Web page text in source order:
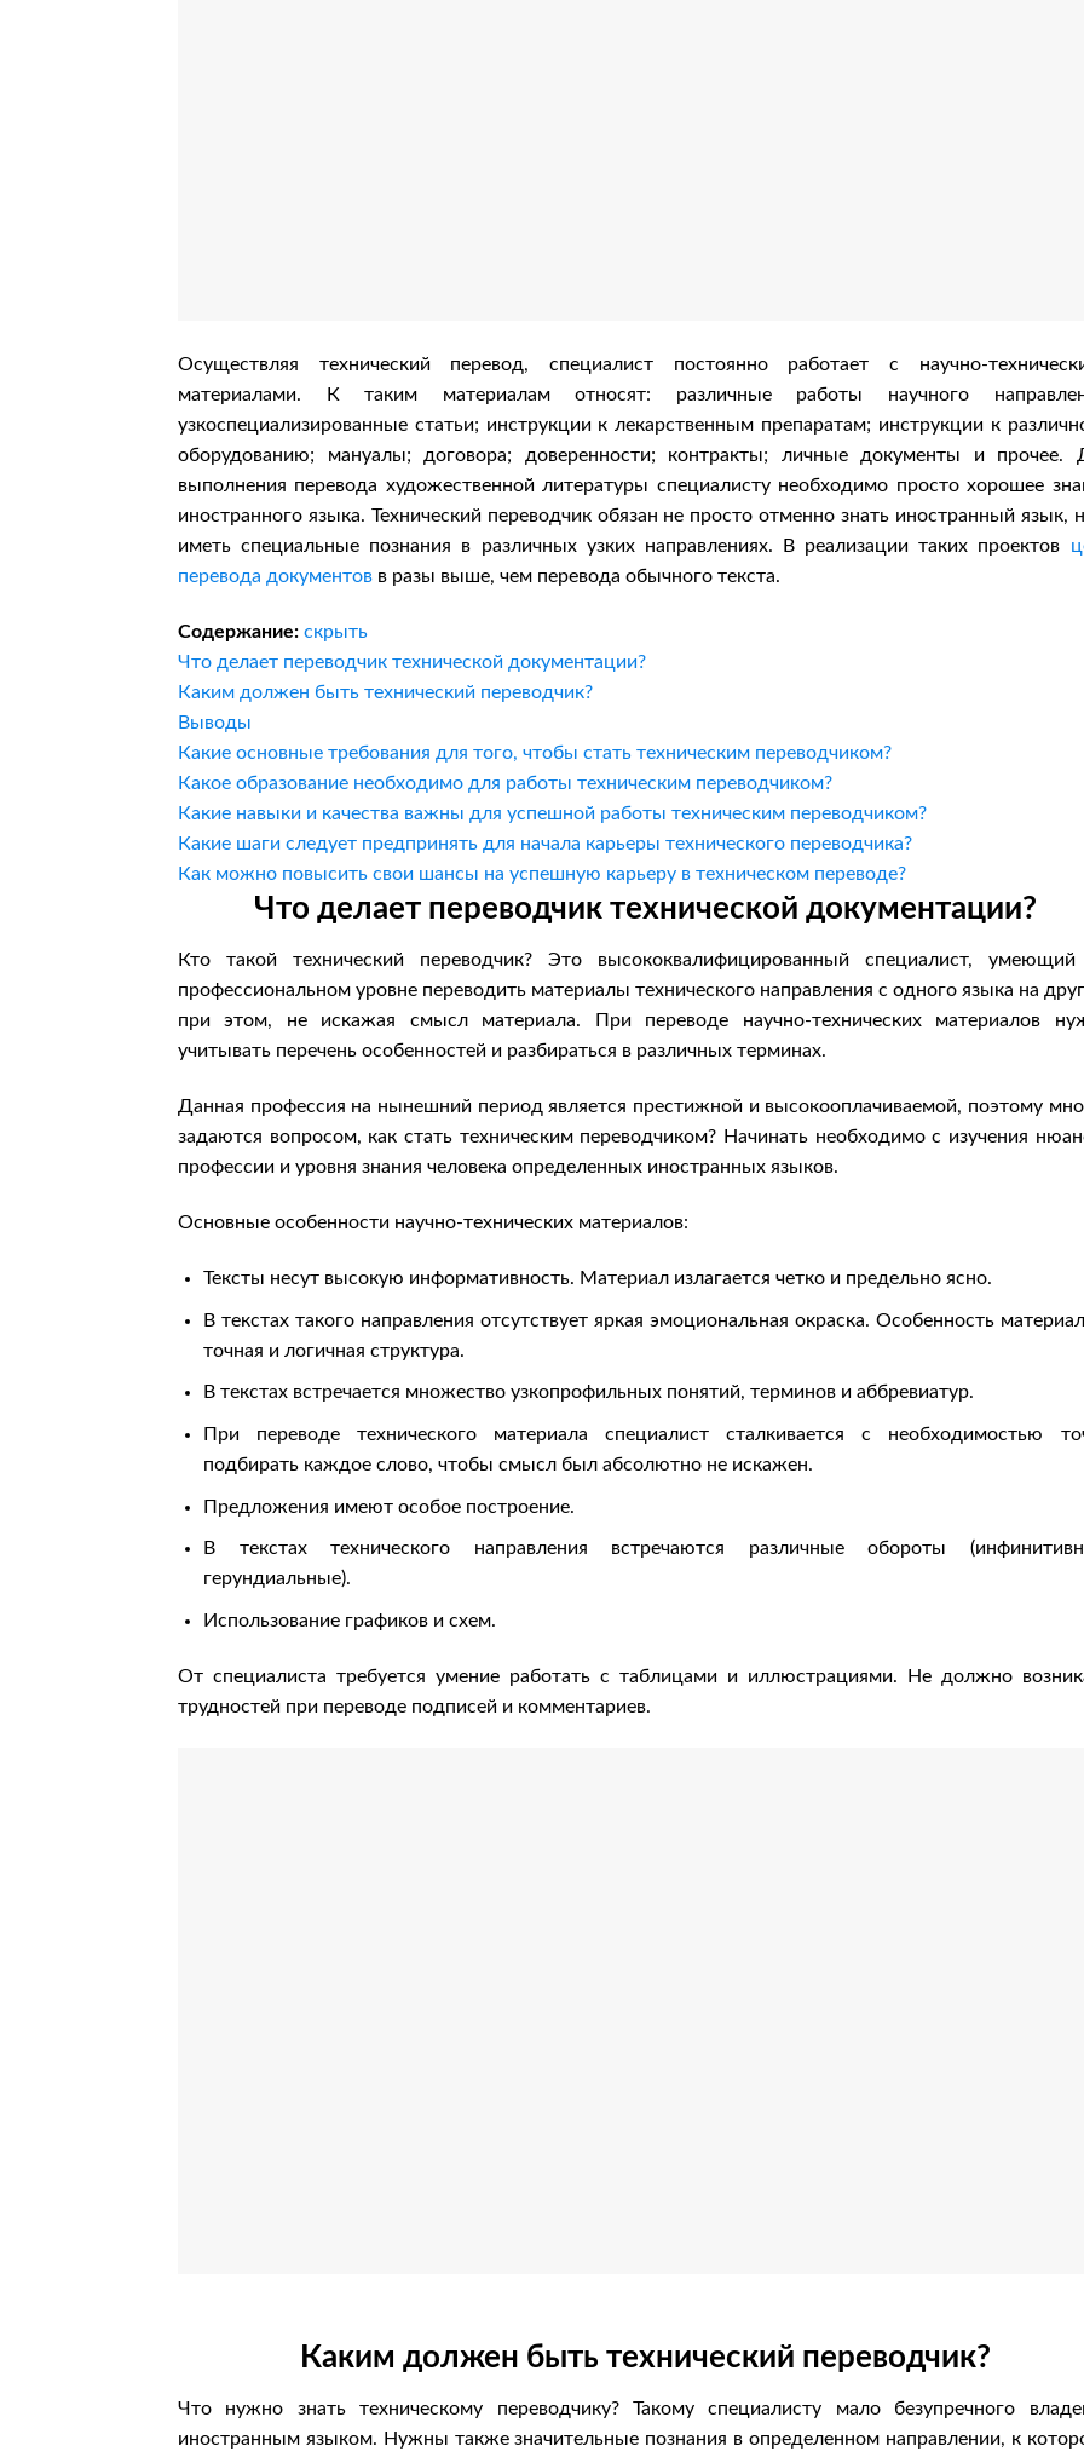
Осуществляя технический перевод, специалист постоянно работает с научно-
материалами. К таким материалам относят: различные работы научного
узкоспециализированные статьи; инструкции к лекарственным препаратам; инструкции к
оборудованию; мануалы; договора; доверенности; контракты; личные документы и прочее.
выполнения перевода художественной литературы специалисту необходимо просто хорошее
иностранного языка. Технический переводчик обязан не просто отменно знать иностранный язык,
иметь специальные познания в различных узких направлениях. В реализации таких проектов
перевода документов в разы выше, чем перевода обычного текста.
Содержание: скрыть
Что делает переводчик технической документации?
Каким должен быть технический переводчик?
Выводы
Какие основные требования для того, чтобы стать техническим переводчиком?
Какое образование необходимо для работы техническим переводчиком?
Какие навыки и качества важны для успешной работы техническим переводчиком?
Какие шаги следует предпринять для начала карьеры технического переводчика?
Как можно повысить свои шансы на успешную карьеру в техническом переводе?
Что делает переводчик технической документации?
Кто такой технический переводчик? Это высококвалифицированный специалист,
профессиональном уровне переводить материалы технического направления с одного языка на
при этом, не искажая смысл материала. При переводе научно-технических материалов
учитывать перечень особенностей и разбираться в различных терминах.
Данная профессия на нынешний период является престижной и высокооплачиваемой, поэтому
задаются вопросом, как стать техническим переводчиком? Начинать необходимо с изучения
профессии и уровня знания человека определенных иностранных языков.
Основные особенности научно-технических материалов:
Тексты несут высокую информативность. Материал излагается четко и предельно ясно.
В текстах такого направления отсутствует яркая эмоциональная окраска. Особенность
точная и логичная структура.
В текстах встречается множество узкопрофильных понятий, терминов и аббревиатур.
При переводе технического материала специалист сталкивается с необходимостью
подбирать каждое слово, чтобы смысл был абсолютно не искажен.
Предложения имеют особое построение.
В текстах технического направления встречаются различные обороты
герундиальные).
Использование графиков и схем.
От специалиста требуется умение работать с таблицами и иллюстрациями. Не должно
трудностей при переводе подписей и комментариев.
Каким должен быть технический переводчик?
Что нужно знать техническому переводчику? Такому специалисту мало безупречного
иностранным языком. Нужны также значительные познания в определенном направлении, к